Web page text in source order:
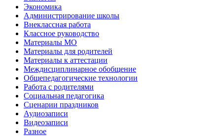
Экономика
Администрирование школы
Внеклассная работа
Классное руководство
Материалы МО
Материалы для родителей
Материалы к аттестации
Междисциплинарное обобщение
Общепедагогические технологии
Работа с родителями
Социальная педагогика
Сценарии праздников
Аудиозаписи
Видеозаписи
Разное